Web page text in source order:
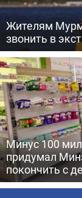
Жителям
звонить в
Минус 100
придумал
покончить с